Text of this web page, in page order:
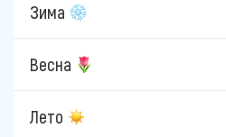
Зима
Весна
Лето